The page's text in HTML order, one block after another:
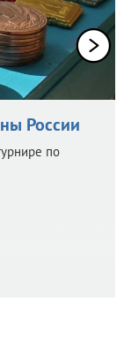
России
по